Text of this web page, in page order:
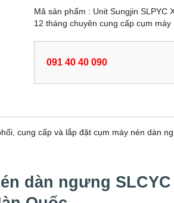
Mã sản phẩm : Unit Sungjin SLPYC
12 tháng chuyên cung cấp cụm máy
091 40 40 090
cung cấp và lắp đặt cụm máy nén dàn
dàn ngưng SLCYC